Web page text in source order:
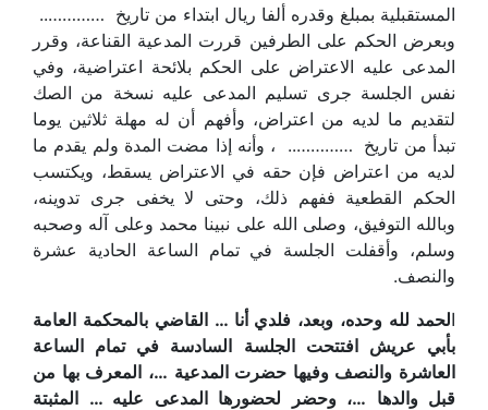
المستقبلية بمبلغ وقدره ألفا ريال ابتداء من تاريخ …………..
وبعرض الحكم على الطرفين قررت المدعية القناعة، وقرر
المدعى عليه الاعتراض على الحكم بلائحة اعتراضية، وفي
نفس الجلسة جرى تسليم المدعى عليه نسخة من الصك
لتقديم ما لديه من اعتراض، وأفهم أن له مهلة ثلاثين يوما
تبدأ من تاريخ ………….. ، وأنه إذا مضت المدة ولم يقدم ما
لديه من اعتراض فإن حقه في الاعتراض يسقط، ويكتسب
الحكم القطعية ففهم ذلك، وحتى لا يخفى جرى تدوينه،
وبالله التوفيق، وصلى الله على نبينا محمد وعلى آله وصحبه
وسلم، وأقفلت الجلسة في تمام الساعة الحادية عشرة
والنصف.
الحمد لله وحده، وبعد، فلدي أنا … القاضي بالمحكمة العامة
بأبي عريش افتتحت الجلسة السادسة في تمام الساعة
العاشرة والنصف وفيها حضرت المدعية …، المعرف بها من
قبل والدها …، وحضر لحضورها المدعى عليه … المثبتة